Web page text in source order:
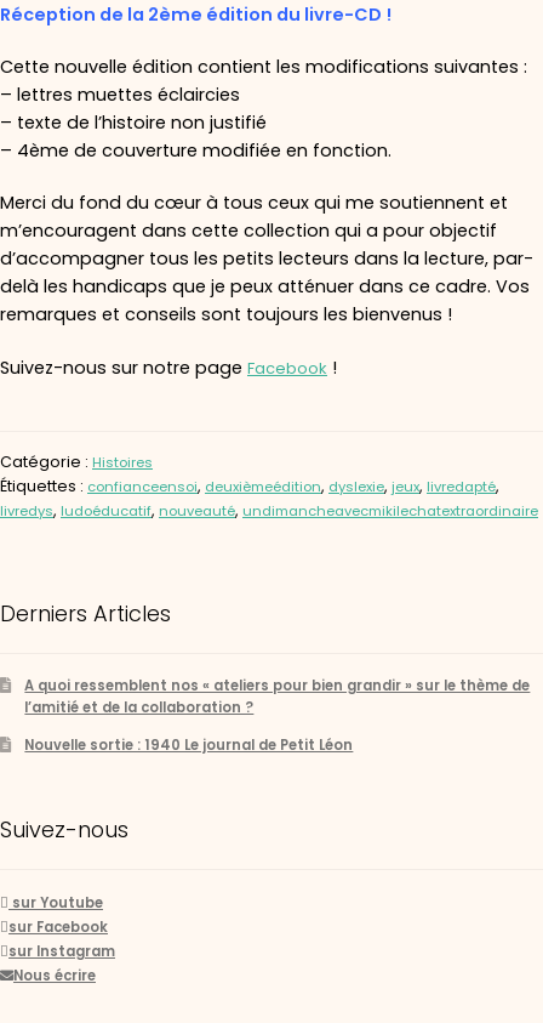
Réception de la 2ème édition du livre-CD !
Cette nouvelle édition contient les modifications suivantes :
– lettres muettes éclaircies
– texte de l’histoire non justifié
– 4ème de couverture modifiée en fonction.
Merci du fond du cœur à tous ceux qui me soutiennent et
m’encouragent dans cette collection qui a pour objectif
d’accompagner tous les petits lecteurs dans la lecture, par-
delà les handicaps que je peux atténuer dans ce cadre. Vos
remarques et conseils sont toujours les bienvenus !
Suivez-nous sur notre page Facebook !
Catégorie : Histoires
Étiquettes : confianceensoi, deuxièmeédition, dyslexie, jeux, livredapté,
livredys, ludoéducatif, nouveauté, undimancheavecmikilechatextraordinaire
Derniers Articles
A quoi ressemblent nos « ateliers pour bien grandir » sur le thème de
l’amitié et de la collaboration ?
Nouvelle sortie : 1940 Le journal de Petit Léon
Suivez-nous
sur Youtube
sur Facebook
sur Instagram
Nous écrire